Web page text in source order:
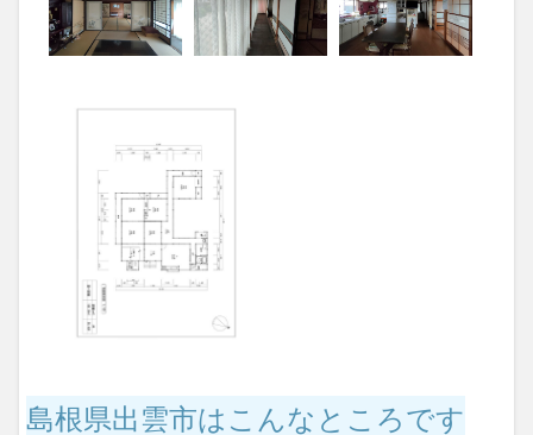
島根県出雲市はこんなところです